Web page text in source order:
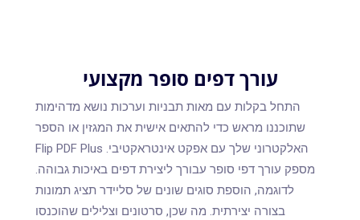
עורך דפים סופר מקצועי
התחל בקלות עם מאות תבניות וערכות נושא מדהימות
שתוכננו מראש כדי להתאים אישית את המגזין או הספר
האלקטרוני שלך עם אפקט אינטראקטיבי. Flip PDF Plus
מספק עורך דפי סופר עבורך ליצירת דפים באיכות גבוהה.
לדוגמה, הוספת סוגים שונים של סליידר תציג תמונות
בצורה יצירתית. מה שכן, סרטונים וצלילים שהוכנסו